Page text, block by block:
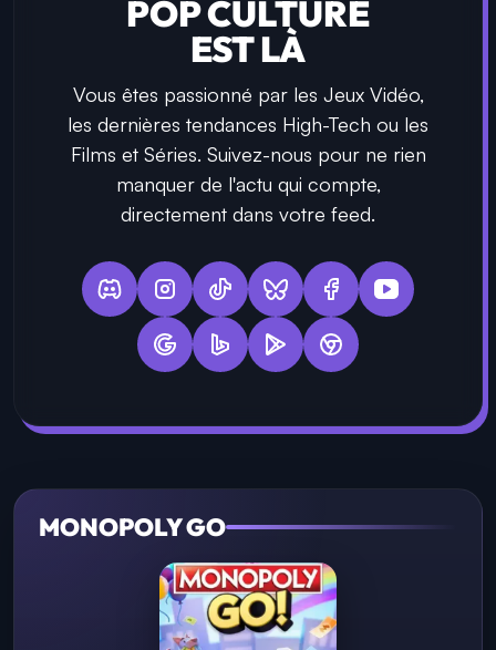
POP CULTURE
EST LÀ
Vous êtes passionné par les Jeux Vidéo,
les dernières tendances High-Tech ou les
Films et Séries. Suivez-nous pour ne rien
manquer de l'actu qui compte,
directement dans votre feed.
MONOPOLY GO